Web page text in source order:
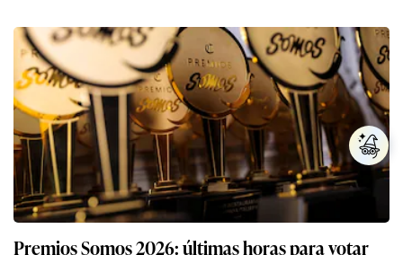
Premios Somos 2026: últimas horas para votar